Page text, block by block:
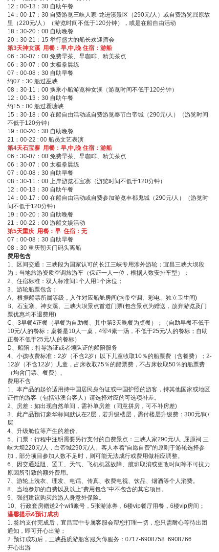
12：00-13：30 自助午餐
14：00-17：30 自费游览三峡人家-龙进溪景区（290元/人）或自费游览屈原故
里（220元/人）（游览时间不低于120分钟），或是在船自由活动
18：30-20：00 自助晚餐
20：30-21：15 举行盛大的船长欢迎酒会
第3天神女溪 用餐：早,中,晚 住宿：游船
06：30-07：00 免费早茶、早咖啡、精美茶点
06：30-07：00 太极拳晨练
07：00-08：30 自助早餐
约07：30 船过巫峡
08：30-11：00 换乘小船游览神女溪（游览时间不低于120分钟）
12：00-13：30 自助午餐
约15：00 船过瞿塘峡
15：30-18：00 在船自由活动或自费游览奉节白帝城（290元/人）（游览时间
不低于120分钟）
19：00-20：30 自助晚餐
21：00-22 : 00 船员文艺表演
第4天石宝寨 用餐：早,中,晚 住宿：游船
06：30-07：00 免费早茶、早咖啡、精美茶点
06：30-07：00 太极拳晨练
07：00-08：30 自助早餐
08：30-11：00 上岸游览石宝寨（游览时间不低于120分钟）
12：00-13：30 自助午餐
14：00-17：00 在船自由活动或自费参加游览丰都鬼城（290元/人）（游览时
间不低于120分钟）
19：00-20：30 自助晚餐
21：00-22：00 游船文娱活动
第5天重庆 用餐：早 住宿：无
07：00-08：30 自助早餐
08：30 重庆朝天门码头离船
费用包含
1、区间交通：三峡段为国家认可的长江三峡专用涉外游轮；宜昌三峡大坝段
为：当地旅游资质空调旅游车（保证一人一位， 根据人数安排车型）；
2、住宿标准：双人标准间1个人用1个床位；
3、游轮船票包含：
A、根据船票所属等级，入住对应船舱房间(均带空调、彩电、独立卫生间)
B、石宝寨、神女溪、三峡大坝景点首道门票(包含景点为赠送，放弃游览及门
票优惠均不退费用)
C、3早餐4正餐（早餐为自助餐、其中第3天晚餐为桌餐）；（自助早餐不低于
10元/人的餐标；桌餐是10人一桌，4荤4素一汤，不低于25元/人的餐标；自助
正餐不低于25元/人的餐标）
D、船陪：持导游证或者领队证的船陪服务
4、小孩收费标准：2岁（不含2岁）以下儿童收取10％的船票费（含餐费）；2-
12岁（不含12岁）儿童，占床收取75％的船票费，不占床收取50％的船票费
（均含门票、餐费）。
费用不含
1、本产品的起价适用持中国居民身份证或中国护照的游客，持其他国家或地区
证件的游客（包括港澳台客人）请选择对应的可选项补差。
2、房差：如出现自然单间，需补单房差（同意拼房，可不补房差)
3、此产品预订豪华标间默认在2层，若升级楼层，需付楼层升级费：300元/间/
层
4、升级舱位等产生的差价。
5、门票：行程中注明需要另行支付的自费景点：三峡人家290元/人 ,屈原祠 三
峡大坝220元/人，白帝城290元/人。客人本着“自愿自费”的原则于游轮选择参
加，部分项目参加人数不足时，则可能无法成行或费用做相应调整。
6、因交通延阻、罢工、天气、飞机机器故障、航班取消或更改时间等不可抗力
原因所引致的额外费用。
7、游轮上洗衣、理发、电话、传真、收费电视、饮品、烟酒等个人消费。
8、当地参加的自费以及以上“费用包含”中不包含的其它项目。
9、强烈建议购买旅游人身意外保险。
10、行政套房赠送2个wifi账号，5张游泳券，6楼vip餐厅用餐，6楼vip房间；
温馨提示&预订成功
1. 签约支付完成后，宜昌宝中专属客服会帮您打理一切，您只需耐心等待出团
通知，即可开心出游；
2. 预订成功后，三峡品质游船客服为你服务：0717-6908758 6908766
开心出游